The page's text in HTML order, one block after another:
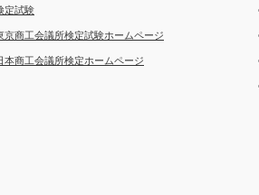
定試験
京商工会議所検定試験ホームページ
本商工会議所検定ホームページ